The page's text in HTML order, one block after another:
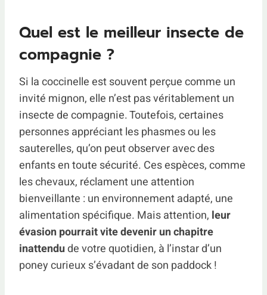
Quel est le meilleur insecte de
compagnie ?
Si la coccinelle est souvent perçue comme un
invité mignon, elle n’est pas véritablement un
insecte de compagnie. Toutefois, certaines
personnes appréciant les phasmes ou les
sauterelles, qu’on peut observer avec des
enfants en toute sécurité. Ces espèces, comme
les chevaux, réclament une attention
bienveillante : un environnement adapté, une
alimentation spécifique. Mais attention, leur
évasion pourrait vite devenir un chapitre
inattendude votre quotidien, à l’instar d’un
poney curieux s’évadant de son paddock !